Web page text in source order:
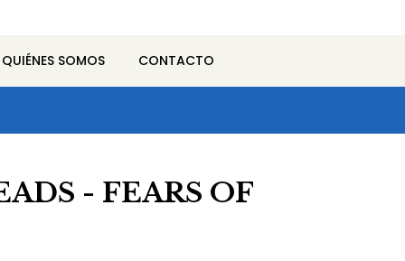
QUIÉNES SOMOS CONTACTO
- FEARS OF